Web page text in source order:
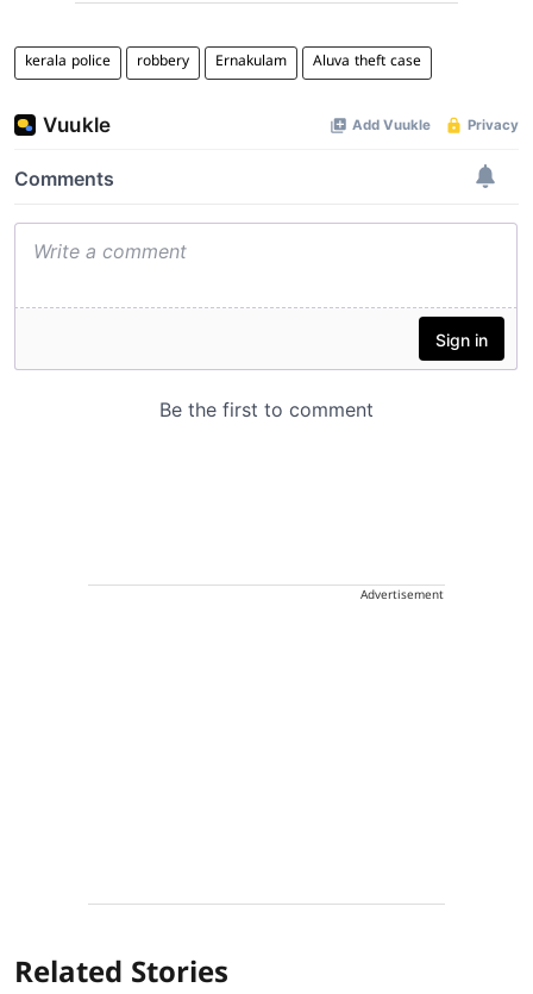
kerala police robbery Ernakulam Aluva theft case
Advertisement
Related Stories